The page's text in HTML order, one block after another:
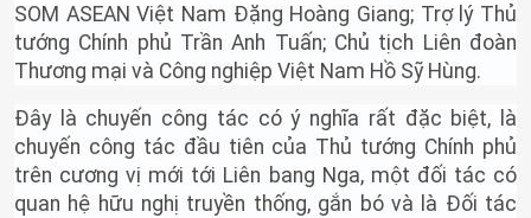
SOM ASEAN Việt Nam Đặng Hoàng Giang; Trợ lý Thủ
tướng Chính phủ Trần Anh Tuấn; Chủ tịch Liên đoàn
Thương mại và Công nghiệp Việt Nam Hồ Sỹ Hùng.
Đây là chuyến công tác có ý nghĩa rất đặc biệt, là
chuyến công tác đầu tiên của Thủ tướng Chính phủ
trên cương vị mới tới Liên bang Nga, một đối tác có
quan hệ hữu nghị truyền thống, gắn bó và là Đối tác